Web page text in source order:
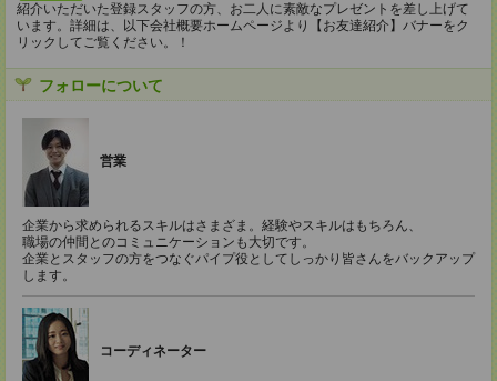
紹介いただいた登録スタッフの方、お二人に素敵なプレゼントを差し上げて
います。詳細は、以下会社概要ホームページより【お友達紹介】バナーをク
リックしてご覧ください。！
フォローについて
営業
企業から求められるスキルはさまざま。経験やスキルはもちろん、
職場の仲間とのコミュニケーションも大切です。
企業とスタッフの方をつなぐパイプ役としてしっかり皆さんをバックアップ
します。
コーディネーター